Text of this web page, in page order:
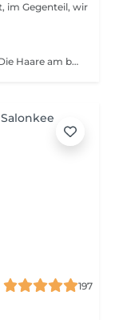
im Gegenteil, wir
WICHTIGE INFO FÜR UNSERE KUNDEN!!!!! Die Haare am besten am Abend vorher waschen und komplett trocken föhnen. Keine Spülung verwenden. Gerne ein weites Oberteil anziehen, was man anschließend gut über den Kopf ziehen kann.
197